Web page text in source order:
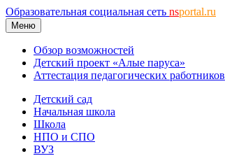
Образовательная социальная сеть nsportal.ru
Меню
Обзор возможностей
Детский проект «Алые паруса»
Аттестация педагогических работников
Детский сад
Начальная школа
Школа
НПО и СПО
ВУЗ